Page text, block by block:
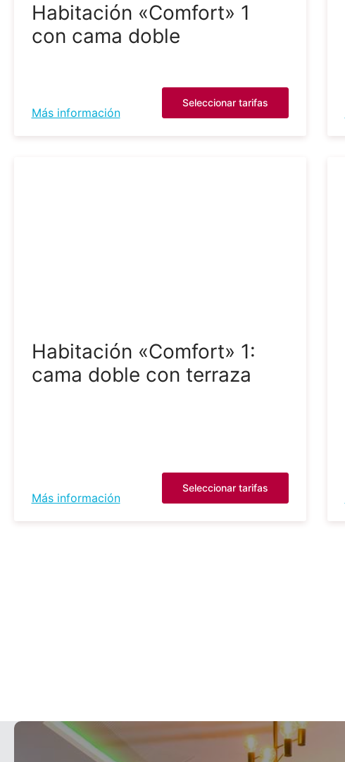
Habitación «Comfort» 1
con cama doble
Más información
Seleccionar tarifas
Habitación «Comfort» 1:
cama doble con terraza
Más información
Seleccionar tarifas